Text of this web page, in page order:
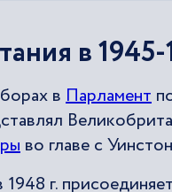
в 1945-
в Парламент
во главе с
1948 г.